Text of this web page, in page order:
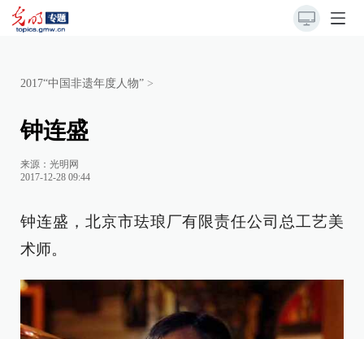
2017“中国非遗年度人物” >
钟连盛
来源： 光明网
2017-12-28 09:44
钟连盛，北京市珐琅厂有限责任公司总工艺美
术师。